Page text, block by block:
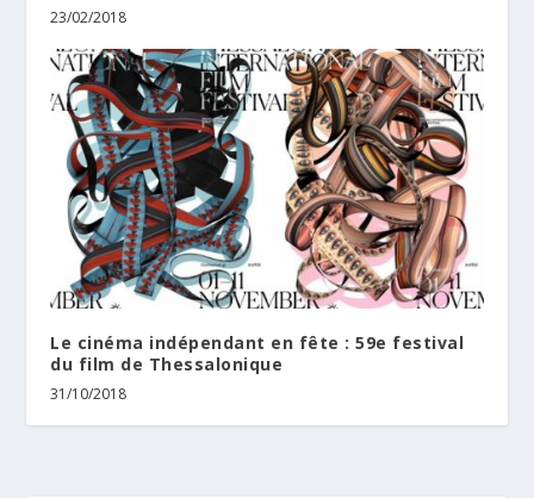
23/02/2018
Le cinéma indépendant en fête : 59e festival
du film de Thessalonique
31/10/2018